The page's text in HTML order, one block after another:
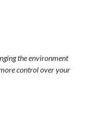
the environment
control over your